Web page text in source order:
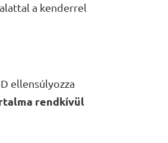
a kenderrel
ellensúlyozza
rendkívül